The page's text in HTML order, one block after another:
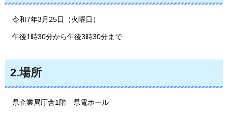
令和7年3月25日（火曜日）
午後1時30分から午後3時30分まで
2.場所
県企業局庁舎1階 県電ホール